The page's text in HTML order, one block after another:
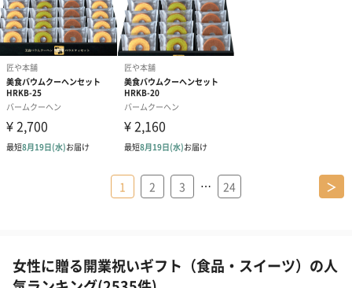
1 2 3 … 24 ＞
女性に贈る開業祝いギフト（食品・スイーツ）の人